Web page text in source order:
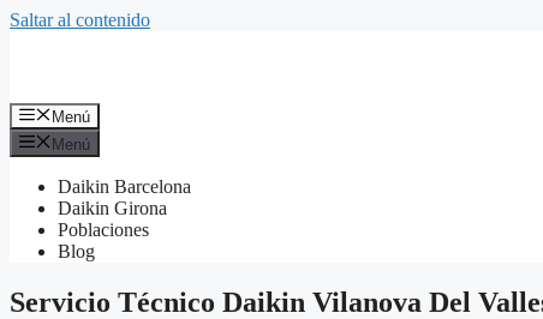
Saltar al contenido
Menú
Menú
Daikin Barcelona
Daikin Girona
Poblaciones
Blog
Servicio Técnico Daikin Vilanova Del